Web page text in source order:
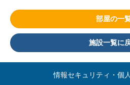
施設一覧に
部屋の一
情報セキュリティ・個